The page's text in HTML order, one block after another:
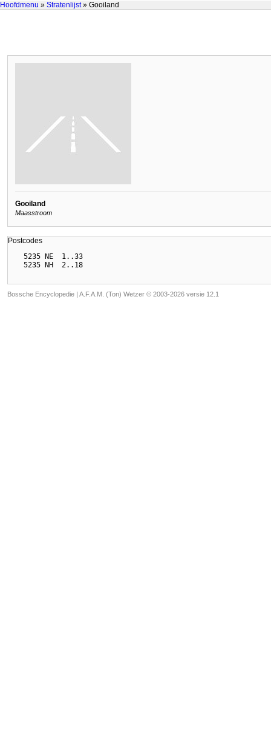
Hoofdmenu » Stratenlijst» Gooiland
Gooiland
Maasstroom
Postcodes
  5235 NE  1..33
Bossche Encyclopedie | A.F.A.M. (Ton) Wetzer © 2003-2026 versie 12.1